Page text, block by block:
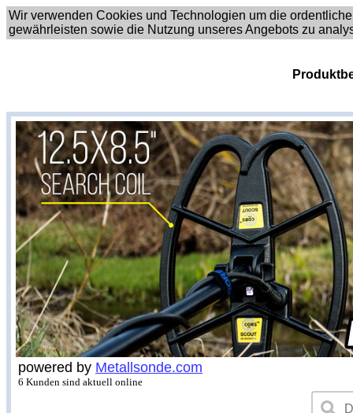
Wir verwenden Cookies und Technologien um die
gewährleisten sowie die Nutzung unseres Angebots zu
powered by Metallsonde.com
6 Kunden sind aktuell online